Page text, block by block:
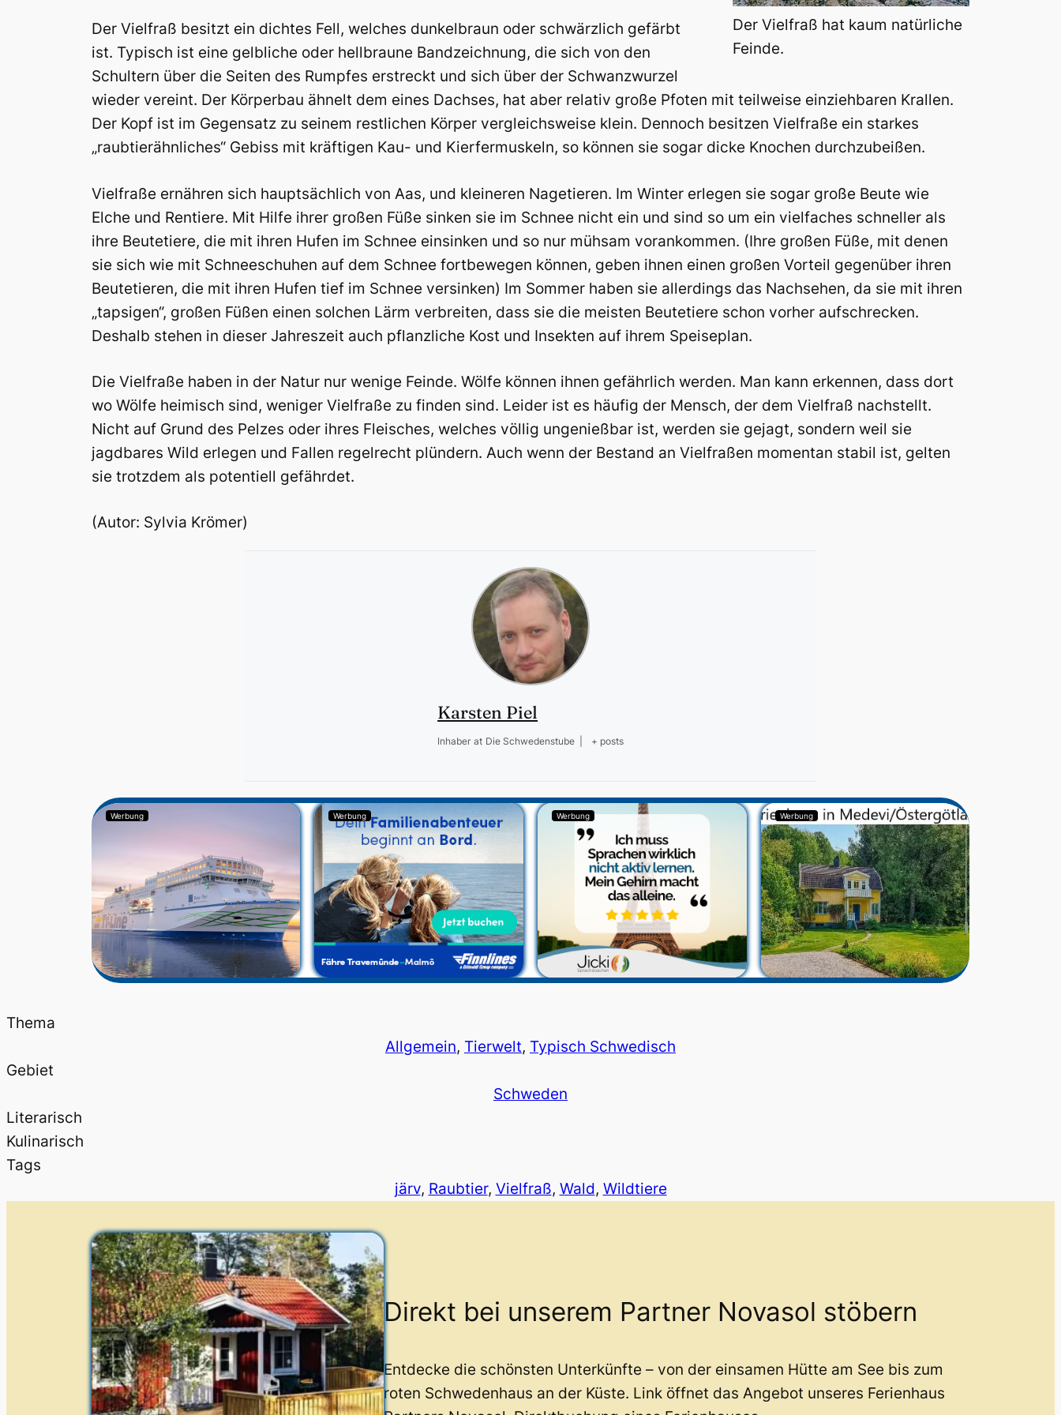
Der Vielfraß hat kaum natürliche
Feinde.
Der Vielfraß besitzt ein dichtes Fell, welches dunkelbraun oder schwärzlich gefärbt
ist. Typisch ist eine gelbliche oder hellbraune Bandzeichnung, die sich von den
Schultern über die Seiten des Rumpfes erstreckt und sich über der Schwanzwurzel
wieder vereint. Der Körperbau ähnelt dem eines Dachses, hat aber relativ große Pfoten mit teilweise einziehbaren Krallen.
Der Kopf ist im Gegensatz zu seinem restlichen Körper vergleichsweise klein. Dennoch besitzen Vielfraße ein starkes
„raubtierähnliches“ Gebiss mit kräftigen Kau- und Kierfermuskeln, so können sie sogar dicke Knochen durchzubeißen.
Vielfraße ernähren sich hauptsächlich von Aas, und kleineren Nagetieren. Im Winter erlegen sie sogar große Beute wie
Elche und Rentiere. Mit Hilfe ihrer großen Füße sinken sie im Schnee nicht ein und sind so um ein vielfaches schneller als
ihre Beutetiere, die mit ihren Hufen im Schnee einsinken und so nur mühsam vorankommen. (Ihre großen Füße, mit denen
sie sich wie mit Schneeschuhen auf dem Schnee fortbewegen können, geben ihnen einen großen Vorteil gegenüber ihren
Beutetieren, die mit ihren Hufen tief im Schnee versinken) Im Sommer haben sie allerdings das Nachsehen, da sie mit ihren
„tapsigen“, großen Füßen einen solchen Lärm verbreiten, dass sie die meisten Beutetiere schon vorher aufschrecken.
Deshalb stehen in dieser Jahreszeit auch pflanzliche Kost und Insekten auf ihrem Speiseplan.
Die Vielfraße haben in der Natur nur wenige Feinde. Wölfe können ihnen gefährlich werden. Man kann erkennen, dass dort
wo Wölfe heimisch sind, weniger Vielfraße zu finden sind. Leider ist es häufig der Mensch, der dem Vielfraß nachstellt.
Nicht auf Grund des Pelzes oder ihres Fleisches, welches völlig ungenießbar ist, werden sie gejagt, sondern weil sie
jagdbares Wild erlegen und Fallen regelrecht plündern. Auch wenn der Bestand an Vielfraßen momentan stabil ist, gelten
sie trotzdem als potentiell gefährdet.
(Autor: Sylvia Krömer)
Karsten Piel
Inhaber at Die Schwedenstube + posts
Werbung Werbung Werbung Werbung
Thema
Allgemein, Tierwelt, Typisch Schwedisch
Gebiet
Schweden
Literarisch
Kulinarisch
Tags
järv, Raubtier, Vielfraß, Wald, Wildtiere
Direkt bei unserem Partner Novasol stöbern
Entdecke die schönsten Unterkünfte – von der einsamen Hütte am See bis zum
roten Schwedenhaus an der Küste. Link öffnet das Angebot unseres Ferienhaus